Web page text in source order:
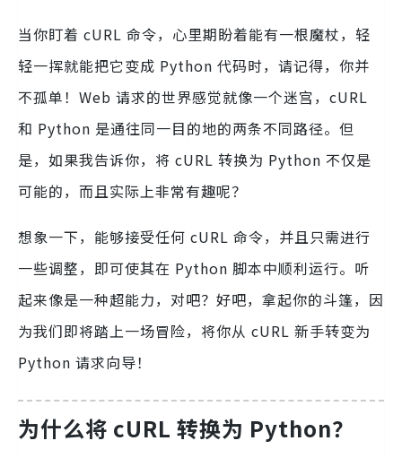
当你盯着 cURL 命令，心里期盼着能有一根魔杖，轻
轻一挥就能把它变成 Python 代码时，请记得，你并
不孤单！Web 请求的世界感觉就像一个迷宫，cURL
和 Python 是通往同一目的地的两条不同路径。但
是，如果我告诉你，将 cURL 转换为 Python 不仅是
可能的，而且实际上非常有趣呢？
想象一下，能够接受任何 cURL 命令，并且只需进行
一些调整，即可使其在 Python 脚本中顺利运行。听
起来像是一种超能力，对吧？好吧，拿起你的斗篷，因
为我们即将踏上一场冒险，将你从 cURL 新手转变为
Python 请求向导！
为什么将 cURL 转换为 Python？